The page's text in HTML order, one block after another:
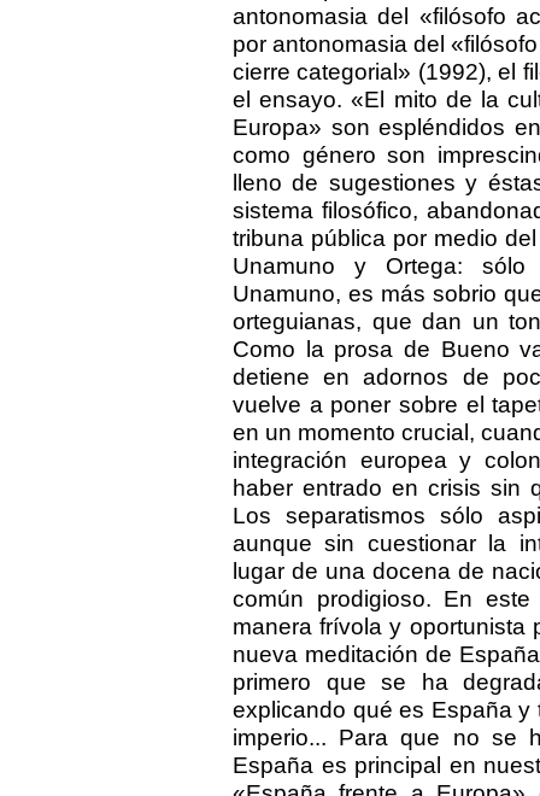
antonomasia del «filósofo
por antonomasia del
cierre categorial» (1992), el
el ensayo. «El mito de la
Europa» son espléndidos
como género son
lleno de sugestiones y
sistema filosófico,
tribuna pública por medio
Unamuno y Ortega:
Unamuno, es más sobrio
orteguianas, que dan un
Como la prosa de Bueno
detiene en adornos de
vuelve a poner sobre el
en un momento crucial,
integración europea y
haber entrado en crisis sin
Los separatismos sólo
aunque sin cuestionar la
lugar de una docena de
común prodigioso. En
manera frívola y oportunista
nueva meditación de
primero que se ha
explicando qué es España
imperio... Para que no se
España es principal en